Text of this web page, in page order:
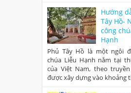
Hướng
Tây Hồ-
công
Hạnh
Phủ Tây Hồ là một ngôi
chúa Liễu Hạnh nằm tại
của Việt Nam, theo
được xây dựng vào khoảng